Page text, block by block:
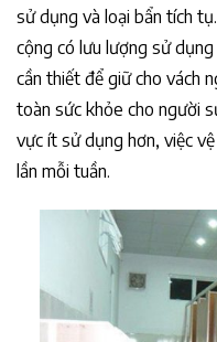
sử dụng và loại bẩn tích
cộng có lưu lượng sử
cần thiết để giữ cho vách
toàn sức khỏe cho người
vực ít sử dụng hơn, việc
lần mỗi tuần.